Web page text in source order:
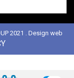
2021 . Design web